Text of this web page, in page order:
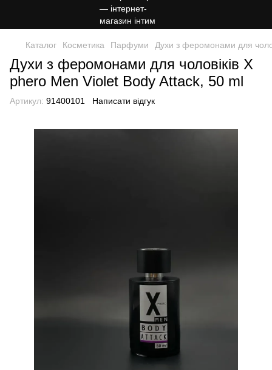
Каталог Косметика Парфуми Духи з феромонами для
Духи з феромонами для чоловіків X
phero Men Violet Body Attack, 50 ml
Артикул: 91400101 Написати відгук